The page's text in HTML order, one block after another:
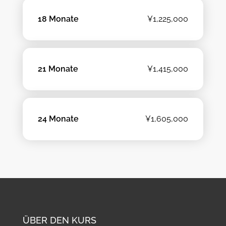
18 Monate ¥1,225,000
21 Monate ¥1,415,000
24 Monate ¥1,605,000
ÜBER DEN KURS